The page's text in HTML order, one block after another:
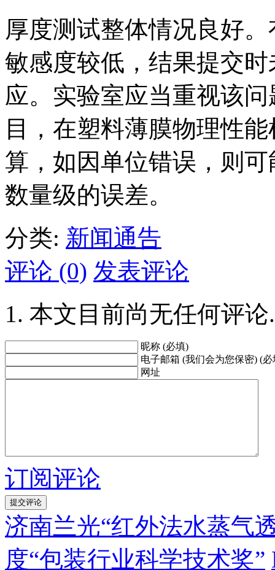
厚度测试整体情况良好
敏感度较低，结果提交
应。实验室应当重视该
目，在塑料薄膜物理性
算，如因单位错误，则
数量级的误差。
分类: 新闻通告
评论 (0) 发表评论
本文目前尚无任何评论.
昵称 (必填)
电子邮箱 (我们会为您保密) (必
网址
订阅评论
济南兰光“红外法水蒸气
度“包装行业科学技术奖”